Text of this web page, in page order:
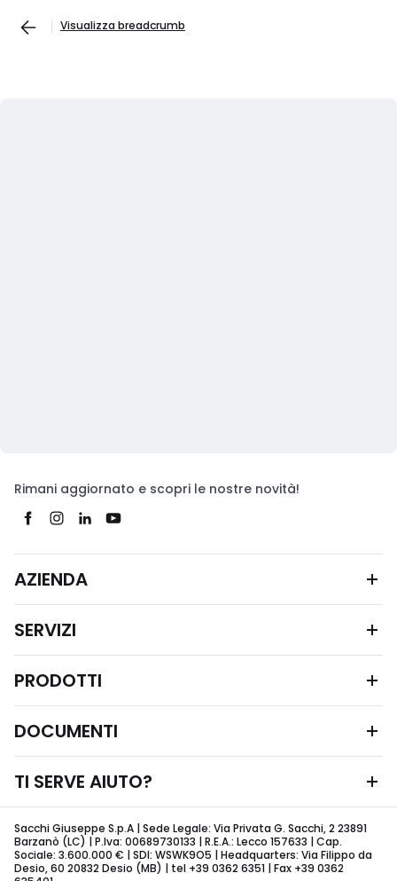
Visualizza breadcrumb
Rimani aggiornato e scopri le nostre novità!
AZIENDA
SERVIZI
PRODOTTI
DOCUMENTI
TI SERVE AIUTO?
Sacchi Giuseppe S.p.A | Sede Legale: Via Privata G. Sacchi, 2 23891
Barzanò (LC) | P.Iva: 00689730133 | R.E.A.: Lecco 157633 | Cap.
Sociale: 3.600.000 € | SDI: WSWK9O5 | Headquarters: Via Filippo da
Desio, 60 20832 Desio (MB) | tel +39 0362 6351 | Fax +39 0362